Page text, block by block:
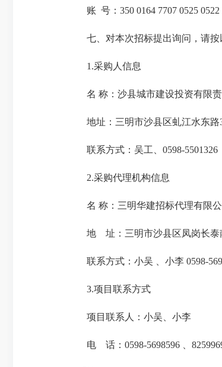
账 号：350 0164 7707 0525 0522
七、对本次招标提出询问，请按
1.采购人信息
名 称：沙县城市建设投资有限责
地址：三明市沙县区虬江水东路
联系方式：吴工、0598-5501326
2.采购代理机构信息
名 称：三明华建招标代理有限公
地 址：三明市沙县区凤岗长泰南
联系方式：小吴 、小李 0598-
3.项目联系方式
项目联系人：小吴、小李
电 话：0598-5698596 、